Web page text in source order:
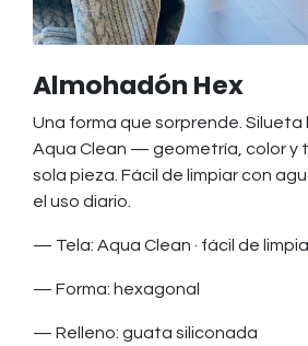
Almohadón Hex
Una forma que sorprende.
Aqua Clean — geometría, color y
sola pieza. Fácil de limpiar con
el uso diario.
— Tela: Aqua Clean · fácil de
— Forma: hexagonal
— Relleno: guata siliconada